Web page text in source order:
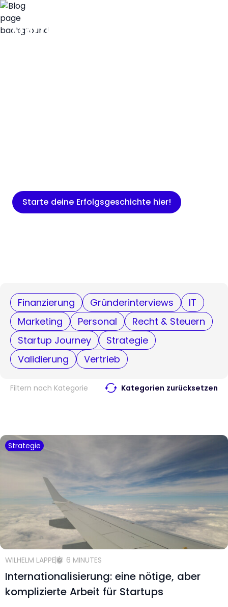
Starte deine Erfolgsgeschichte hier!
Finanzierung Gründerinterviews
IT
Marketing
Personal
Recht & Steuern
Startup Journey
Strategie
Validierung
Vertrieb
Filtern nach Kategorie Kategorien zurücksetzen
Strategie
WILHELM LAPPE 6 MINUTES
Internationalisierung: eine nötige, aber
komplizierte Arbeit für Startups